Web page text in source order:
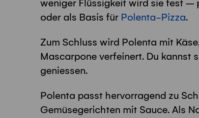
weniger Flüssigkeit wird sie fest –
oder als Basis für Polenta-Pizza.
Zum Schluss wird Polenta mit
Mascarpone verfeinert. Du kannst
geniessen.
Polenta passt hervorragend zu
Gemüsegerichten mit Sauce. Als